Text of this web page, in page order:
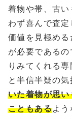
着物や帯、古
わず喜んで査
価値を見極め
が必要である
りみてくれる
と半信半疑の気
いた着物が思
こともあるよう